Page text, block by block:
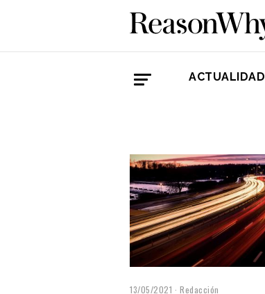
ACTUALIDAD
13/05/2021 Redacción